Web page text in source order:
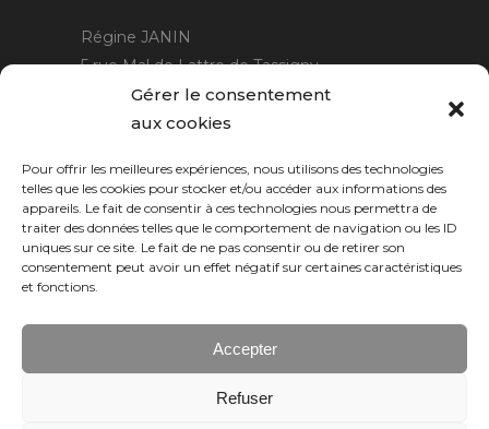
Gérer le consentement
aux cookies
Pour offrir les meilleures expériences, nous utilisons des technologies
telles que les cookies pour stocker et/ou accéder aux informations des
appareils. Le fait de consentir à ces technologies nous permettra de
traiter des données telles que le comportement de navigation ou les ID
uniques sur ce site. Le fait de ne pas consentir ou de retirer son
consentement peut avoir un effet négatif sur certaines caractéristiques
et fonctions.
Accepter
Refuser
Régine JANIN
5 rue Mal de Lattre de Tassigny
21220 Gevrey Chambertin
06 15 15 80 29
Horaires :sur rendez-vous.